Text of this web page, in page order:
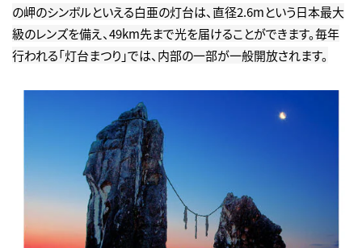
の岬のシンボルといえる白亜の灯台は、直径2.6mという日本最大
級のレンズを備え、49km先まで光を届けることができます。毎年
行われる「灯台まつり」では、内部の一部が一般開放されます。